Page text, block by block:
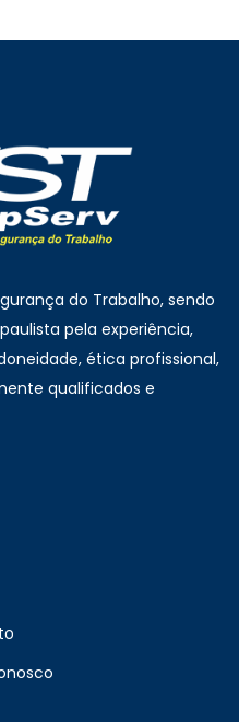
do Trabalho, sendo
pela experiência,
ética profissional,
qualificados e